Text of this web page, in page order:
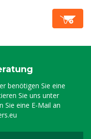
benötigen Sie eine
Sie uns unter
Sie eine E-Mail an